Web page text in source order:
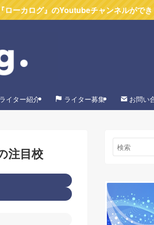
のYoutubeチャンネルができました！チャ
ライター紹介 ライター募集 お問い
注目校